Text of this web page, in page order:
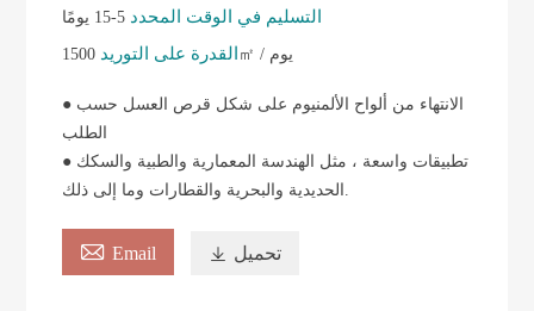
التسليم في الوقت المحدد 5-15 يومًا
القدرة على التوريد 1500㎡ / يوم
● الانتهاء من ألواح الألمنيوم على شكل قرص العسل حسب
الطلب
● تطبيقات واسعة ، مثل الهندسة المعمارية والطبية والسكك
الحديدية والبحرية والقطارات وما إلى ذلك.
 Email  تحميل